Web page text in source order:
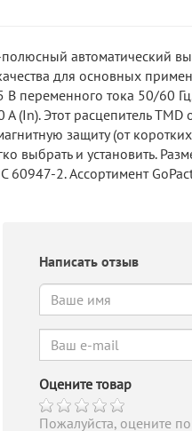
автоматический
для основных
переменного тока 50/60
(In). Этот расцепитель TMD
защиту (от
выбрать и установить.
2. Ассортимент
Написать отзыв
Оцените товар
Пожалуйста, оцените